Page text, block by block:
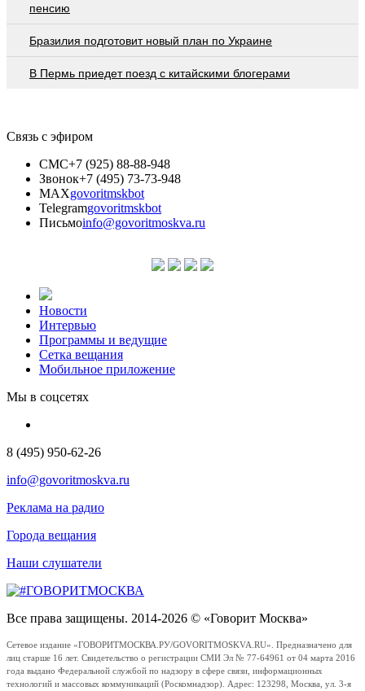
пенсию
Бразилия подготовит новый план по Украине
В Пермь приедет поезд с китайскими блогерами
Связь с эфиром
СМС+7 (925) 88-88-948
Звонок+7 (495) 73-73-948
MAXgovoritmskbot
Telegramgovoritmskbot
Письмоinfo@govoritmoskva.ru
Новости
Интервью
Программы и ведущие
Сетка вещания
Мобильное приложение
Мы в соцсетях
8 (495) 950-62-26
info@govoritmoskva.ru
Реклама на радио
Города вещания
Наши слушатели
Все права защищены. 2014-2026 © «Говорит Москва»
Сетевое издание «ГОВОРИТМОСКВА.РУ/GOVORITMOSKVA.RU». Предназначено для
лиц старше 16 лет. Свидетельство о регистрации СМИ Эл № 77-64961 от 04 марта 2016
года выдано Федеральной службой по надзору в сфере связи, информационных
технологий и массовых коммуникаций (Роскомнадзор). Адрес: 123298, Москва, ул. 3-я